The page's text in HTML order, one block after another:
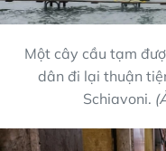
Một cây cầu tạm
dân đi lại thuận
Schiavoni.